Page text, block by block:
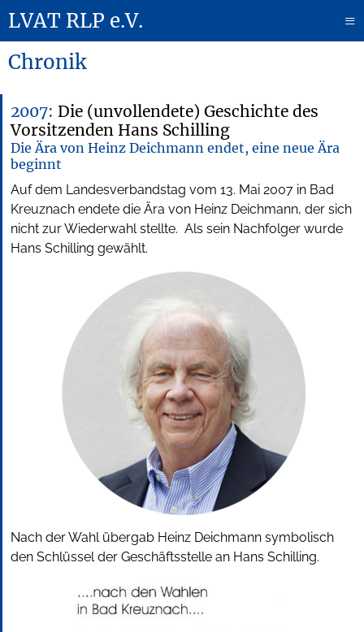
LVAT RLP e.V.
≡
Chronik
2007: Die (unvollendete) Geschichte des
Vorsitzenden Hans Schilling
Die Ära von Heinz Deichmann endet, eine neue Ära
beginnt
Auf dem Landesverbandstag vom 13. Mai 2007 in Bad
Kreuznach endete die Ära von Heinz Deichmann, der sich
nicht zur Wiederwahl stellte. Als sein Nachfolger wurde
Hans Schilling gewählt.
Nach der Wahl übergab Heinz Deichmann symbolisch
den Schlüssel der Geschäftsstelle an Hans Schilling.